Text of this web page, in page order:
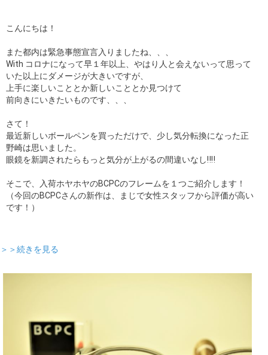
こんにちは！
また都内は緊急事態宣言入りましたね、、、
With コロナになって早１年以上、やはり人と会えないって思って
いた以上にダメージが大きいですが、
上手に楽しいこととか新しいこととか見つけて
前向きにいきたいものです、、、
さて！
最近新しいボールペンを買っただけで、少し気分転換になった正
野崎は思いました。
眼鏡を新調されたらもっと気分が上がるの間違いなし‼‼
そこで、入荷ホヤホヤのBCPCのフレームを１つご紹介します！
（今回のBCPCさんの新作は、まじで女性スタッフから評価が高い
です！）
＞＞続きを見る